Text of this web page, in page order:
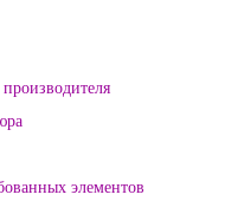
элементов